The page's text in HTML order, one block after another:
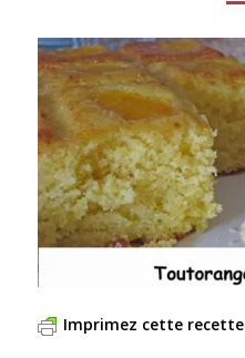
Imprimez cette recette